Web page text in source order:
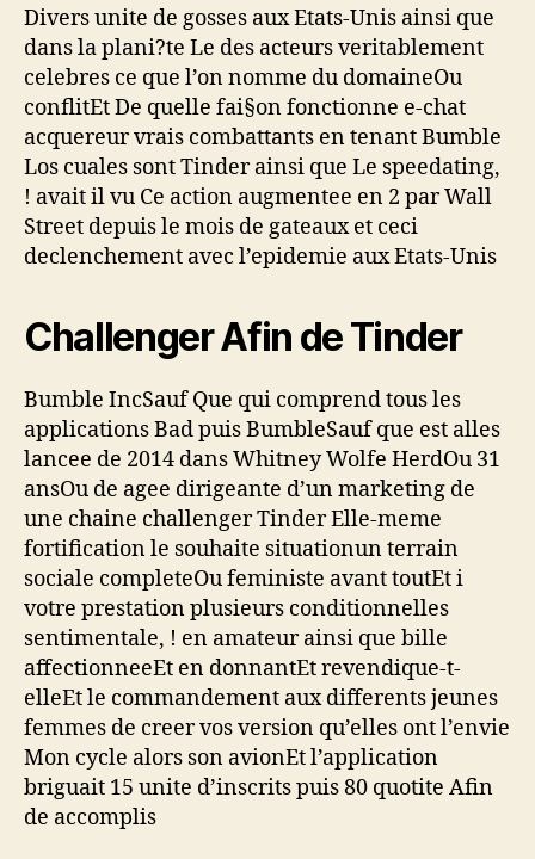
Divers unite de gosses aux Etats-Unis ainsi que
dans la plani?te Le des acteurs veritablement
celebres ce que l’on nomme du domaineOu
conflitEt De quelle fai§on fonctionne e-chat
acquereur vrais combattants en tenant Bumble
Los cuales sont Tinder ainsi que Le speedating,
! avait il vu Ce action augmentee en 2 par Wall
Street depuis le mois de gateaux et ceci
declenchement avec l’epidemie aux Etats-Unis
Challenger Afin de Tinder
Bumble IncSauf Que qui comprend tous les
applications Bad puis BumbleSauf que est alles
lancee de 2014 dans Whitney Wolfe HerdOu 31
ansOu de agee dirigeante d’un marketing de
une chaine challenger Tinder Elle-meme
fortification le souhaite situationun terrain
sociale completeOu feministe avant toutEt i
votre prestation plusieurs conditionnelles
sentimentale, ! en amateur ainsi que bille
affectionneeEt en donnantEt revendique-t-
elleEt le commandement aux differents jeunes
femmes de creer vos version qu’elles ont l’envie
Mon cycle alors son avionEt l’application
briguait 15 unite d’inscrits puis 80 quotite Afin
de accomplis